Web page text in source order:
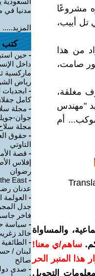
مشروعًا
تل أبيب،
من هذا
صامت،
مغلقة،
"مهندس
أم
والمساواة
ساهم/ي معنا!
هذا المنبر الحر
التحويل
مدنيا في
المزيد.....
كتب
- حين
داخل
ماركسية
رياض
- ابجديات
كامل
- مجلة
مجلة
- حقوق
التاوتي
- قصة
إفلاس
رضوان
-
عدنان
- العولمة
جدل
فاخر
- سياسة
خالد
-
لبنان /
صالح
- صدى